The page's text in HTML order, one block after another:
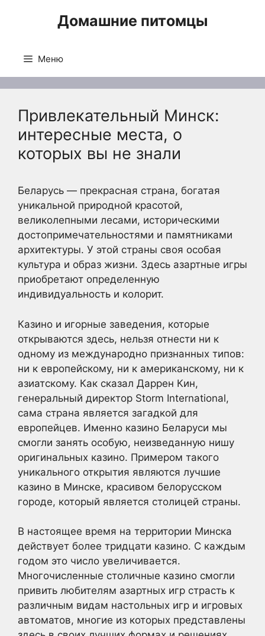
Домашние питомцы
Меню
Привлекательный Минск:
интересные места, о
которых вы не знали
Беларусь — прекрасная страна, богатая
уникальной природной красотой,
великолепными лесами, историческими
достопримечательностями и памятниками
архитектуры. У этой страны своя особая
культура и образ жизни. Здесь азартные игры
приобретают определенную
индивидуальность и колорит.
Казино и игорные заведения, которые
открываются здесь, нельзя отнести ни к
одному из международно признанных типов:
ни к европейскому, ни к американскому, ни к
азиатскому. Как сказал Даррен Кин,
генеральный директор Storm International,
сама страна является загадкой для
европейцев. Именно казино Беларуси мы
смогли занять особую, неизведанную нишу
оригинальных казино. Примером такого
уникального открытия являются лучшие
казино в Минске, красивом белорусском
городе, который является столицей страны.
В настоящее время на территории Минска
действует более тридцати казино. С каждым
годом это число увеличивается.
Многочисленные столичные казино смогли
привить любителям азартных игр страсть к
различным видам настольных игр и игровых
автоматов, многие из которых представлены